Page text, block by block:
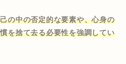
の中の否定的な要素や、心身の
を捨て去る必要性を強調してい